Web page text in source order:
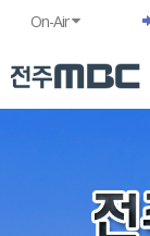
On-Air